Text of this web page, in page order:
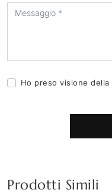
Ho preso visione della
Prodotti Simili